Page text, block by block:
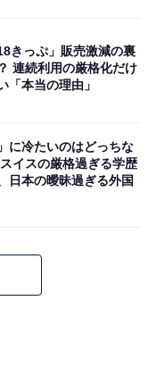
きっぷ」販売激減の裏
連続利用の厳格化だけ
「本当の理由」
に冷たいのはどっちな
イスの厳格過ぎる学歴
日本の曖昧過ぎる外国